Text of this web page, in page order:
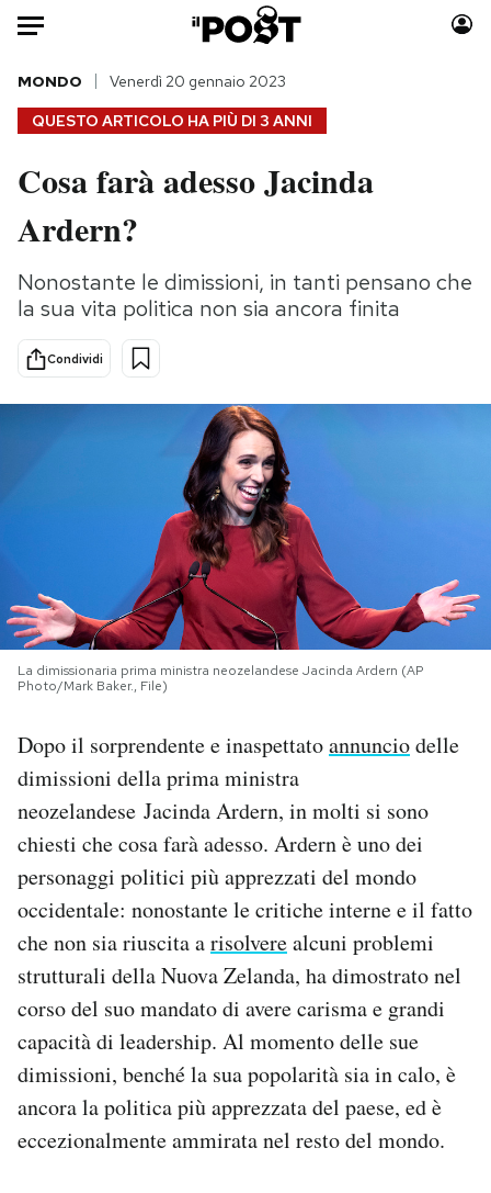
Auto
HOME
Italia
Politica
Tecnologia
Internet
Scienza
Cultura
Economia
Moda
Storie/Idee
Ok Boomer!
Altrecose
Mondiali calcio 2026
NEWSLETTER
I MIEI PREFERITI
SHOP
CALENDARIO
AREA PERSONALE
Area Personale
Newsletter
Notifiche mobile
Hai bisogno di aiuto?
Esci
QUESTO ARTICOLO HA PIÙ DI 3 ANNI
MONDO Venerdì 20 gennaio 2023
Cosa farà adesso Jacinda
Ardern?
Nonostante le dimissioni, in tanti pensano che
la sua vita politica non sia ancora finita
Condividi
La dimissionaria prima ministra neozelandese Jacinda Ardern (AP
Photo/Mark Baker., File)
Dopo il sorprendente e inaspettatoannunciodelle
dimissioni della prima ministra
neozelandese Jacinda Ardern, in molti si sono
chiesti che cosa farà adesso. Ardern è uno dei
personaggi politici più apprezzati del mondo
occidentale: nonostante le critiche interne e il fatto
che non sia riuscita arisolverealcuni problemi
strutturali della Nuova Zelanda, ha dimostrato nel
corso del suo mandato di avere carisma e grandi
capacità di leadership. Al momento delle sue
dimissioni, benché la sua popolarità sia in calo, è
ancora la politica più apprezzata del paese, ed è
eccezionalmente ammirata nel resto del mondo.